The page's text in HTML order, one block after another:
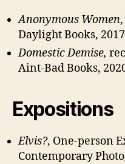
Anonymous Women
Daylight Books, 2017
Domestic Demise,
Aint-Bad Books,
Expositions
Elvis?, One-person
Contemporary